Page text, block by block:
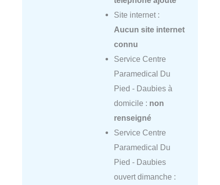
Site internet :
Aucun site internet
connu
Service Centre
Paramedical Du
Pied - Daubies à
domicile : non
renseigné
Service Centre
Paramedical Du
Pied - Daubies
ouvert dimanche :